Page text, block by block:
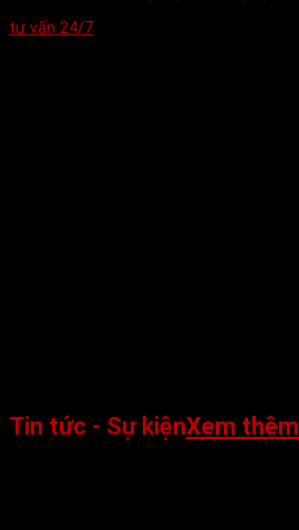
tư vấn 24/7
Tin tức - Sự kiệnXem thêm